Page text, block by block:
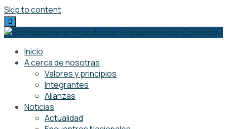
Skip to content
Inicio
A cerca de nosotras
Valores y principios
Integrantes
Alianzas
Noticias
Actualidad